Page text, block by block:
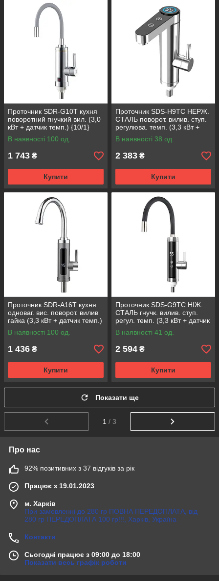
Проточник SDR-G10T кухня
поворотний гнучкий вил. (3,0
кВт + датчик темп.) {10/1}
В наявності 100 од.
1 743 ₴
Купити
Проточник SDS-H9TC НЕРЖ.
СТАЛЬ поворот. вилив. ступ.
регулюва. темп. (3,3 кВт +
датчик темп.) {10/1}
В наявності 38 од.
2 383 ₴
Купити
Проточник SDR-A16T кухня
одноваг. вис. поворот. вилив
гайка (3,3 кВт + датчик темп.)
{10/1}
В наявності 100 од.
1 436 ₴
Купити
Проточник SDS-G9TC НІЖ.
СТАЛЬ гнучк. вилив. ступ.
регул. темп. (3,3 кВт + датчик
темп.) {10/1}
В наявності 41 од.
2 594 ₴
Купити
Показати ще
1 / 3
Про нас
92% позитивних з 37 відгуків за рік
Працює з 19.01.2023
м. Харків
При замовленні до 280 гр ПОВНА ПЕРЕДОПЛАТА, від
280 гр ПЕРЕДОПЛАТА 100 гр!!!, Харків, Україна
Контакти
Сьогодні працює з 09:00 до 18:00
Показати весь графік роботи